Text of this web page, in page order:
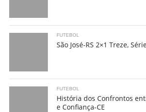
FUTEBOL
São José-RS 2×1 Treze,
FUTEBOL
História dos Confrontos
e Confiança-CE